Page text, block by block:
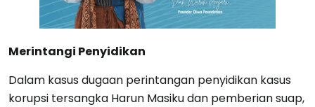
Merintangi Penyidikan
Dalam kasus dugaan perintangan penyidikan kasus
korupsi tersangka Harun Masiku dan pemberian suap,